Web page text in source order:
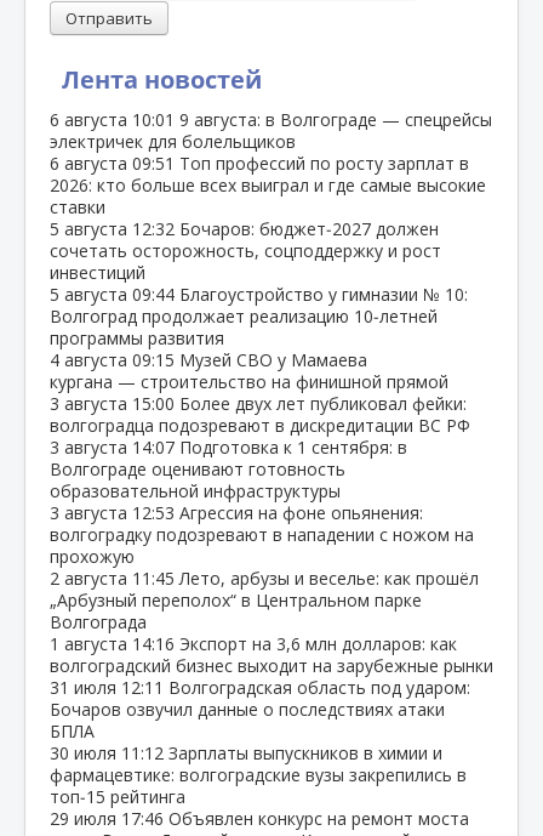
Лента новостей
6 августа 10:01 9 августа: в Волгограде — спецрейсы
электричек для болельщиков
6 августа 09:51 Топ профессий по росту зарплат в
2026: кто больше всех выиграл и где самые высокие
ставки
5 августа 12:32 Бочаров: бюджет‑2027 должен
сочетать осторожность, соцподдержку и рост
инвестиций
5 августа 09:44 Благоустройство у гимназии № 10:
Волгоград продолжает реализацию 10‑летней
программы развития
4 августа 09:15 Музей СВО у Мамаева
кургана — строительство на финишной прямой
3 августа 15:00 Более двух лет публиковал фейки:
волгоградца подозревают в дискредитации ВС РФ
3 августа 14:07 Подготовка к 1 сентября: в
Волгограде оценивают готовность
образовательной инфраструктуры
3 августа 12:53 Агрессия на фоне опьянения:
волгоградку подозревают в нападении с ножом на
прохожую
2 августа 11:45 Лето, арбузы и веселье: как прошёл
„Арбузный переполох“ в Центральном парке
Волгограда
1 августа 14:16 Экспорт на 3,6 млн долларов: как
волгоградский бизнес выходит на зарубежные рынки
31 июля 12:11 Волгоградская область под ударом:
Бочаров озвучил данные о последствиях атаки
БПЛА
30 июля 11:12 Зарплаты выпускников в химии и
фармацевтике: волгоградские вузы закрепились в
топ‑15 рейтинга
29 июля 17:46 Объявлен конкурс на ремонт моста
Отправить